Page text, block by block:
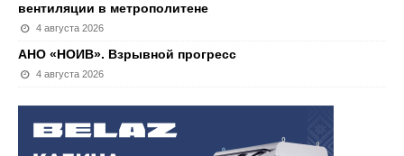
вентиляции в метрополитене
4 августа 2026
АНО «НОИВ». Взрывной прогресс
4 августа 2026